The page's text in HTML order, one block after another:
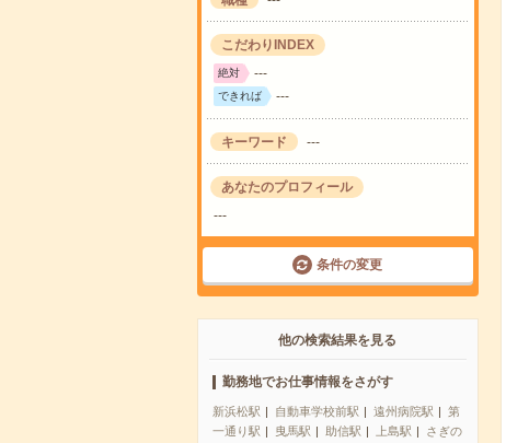
こだわりINDEX
絶対 ---
できれば ---
キーワード ---
あなたのプロフィール
---
条件の変更
他の検索結果を見る
勤務地でお仕事情報をさがす
新浜松駅 自動車学校前駅 遠州病院駅
第
一通り駅
曳馬駅 助信駅 上島駅
さぎの